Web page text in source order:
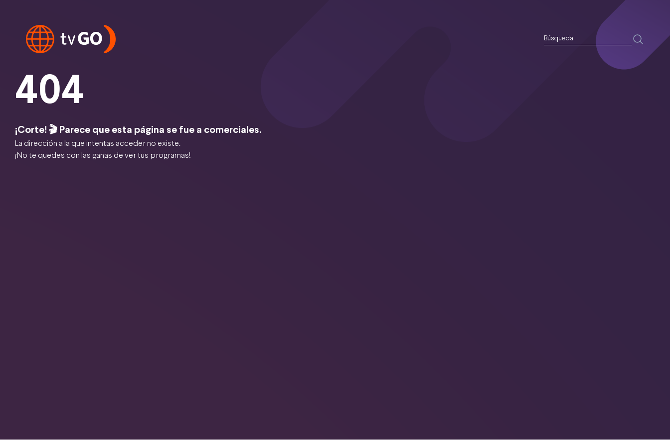
404
¡Corte! 🎬 Parece que esta página se fue a comerciales.
La dirección a la que intentas acceder no existe.
¡No te quedes con las ganas de ver tus programas!